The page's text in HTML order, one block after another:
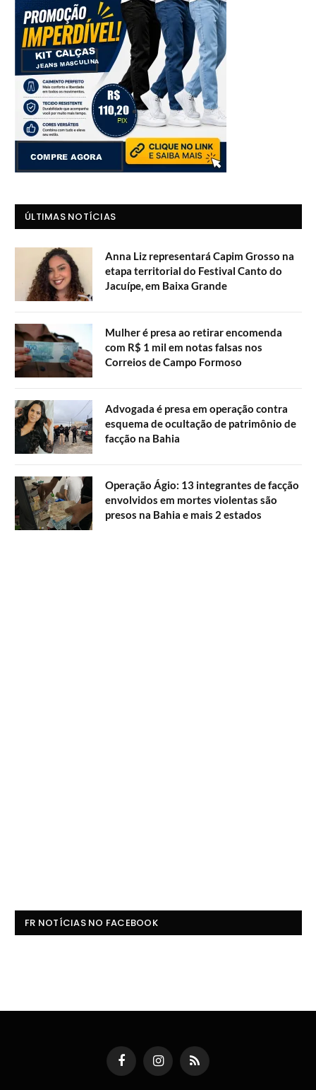
ÚLTIMAS NOTÍCIAS
Anna Liz representará Capim Grosso na
etapa territorial do Festival Canto do
Jacuípe, em Baixa Grande
Mulher é presa ao retirar encomenda
com R$ 1 mil em notas falsas nos
Correios de Campo Formoso
Advogada é presa em operação contra
esquema de ocultação de patrimônio de
facção na Bahia
Operação Ágio: 13 integrantes de facção
envolvidos em mortes violentas são
presos na Bahia e mais 2 estados
FR NOTÍCIAS NO FACEBOOK
FacebookInstagramRSS